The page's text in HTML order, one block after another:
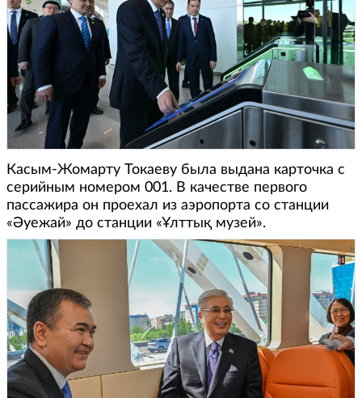
Касым-Жомарту Токаеву была выдана карточка с
серийным номером 001. В качестве первого
пассажира он проехал из аэропорта со станции
«Әуежай» до станции «Ұлттық музей».